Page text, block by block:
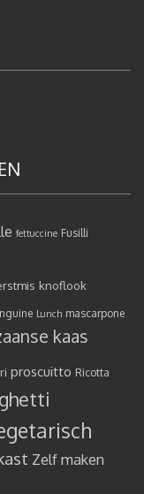
fettuccine Fusilli
knoflook
Lunch mascarpone
kaas
proscuitto Ricotta
Zelf maken